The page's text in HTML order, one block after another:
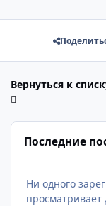
Вернуться к
Последние
Ни одного